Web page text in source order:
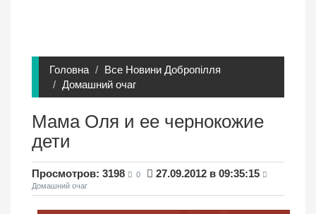
Головна
Все Новини Добропілля
Домашний очаг
Мама Оля и ее чернокожие
дети
Просмотров: 3198 0 27.09.2012 в 09:35:15
Домашний очаг